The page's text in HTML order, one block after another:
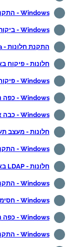
Windows - התקנת שרת רדיוס
Windows - ביקורת על קבצים שנמחקו
התקנת חלונות - Java
חלונות - פיקוח באמצעות Zabbix
Windows - פיקוח באמצעות SNMP
Windows - כפה הצפנת כונן USB
Windows - כבה את WiFi אם אתר אינטרנט מחובר
חלונות - מעצב תעבורה
Windows - התקנת Active Directory
חלונות - LDAP באמצעות SSL
Windows - התקנת לקוח TFTP
Windows - חסימת רשימת כתובות IP
Windows - כפה התקנת MSU
Windows - התקנת SNMP